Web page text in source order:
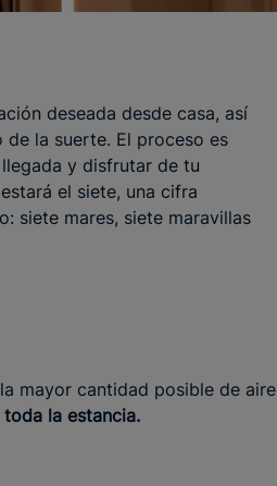
deseada desde casa, así
de la suerte. El proceso es
y disfrutar de tu
el siete, una cifra
siete mares, siete maravillas
mayor cantidad posible de aire
la estancia.